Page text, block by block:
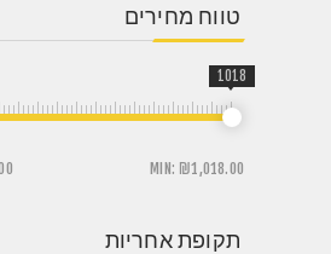
טווח מחירים
MIN: ₪1,018.00
1018
תקופת אחריות